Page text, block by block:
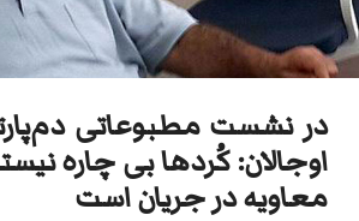
در نشست مطبوعاتی
اوجالان: کُردها بی‌ چاره
معاویه در جریان است